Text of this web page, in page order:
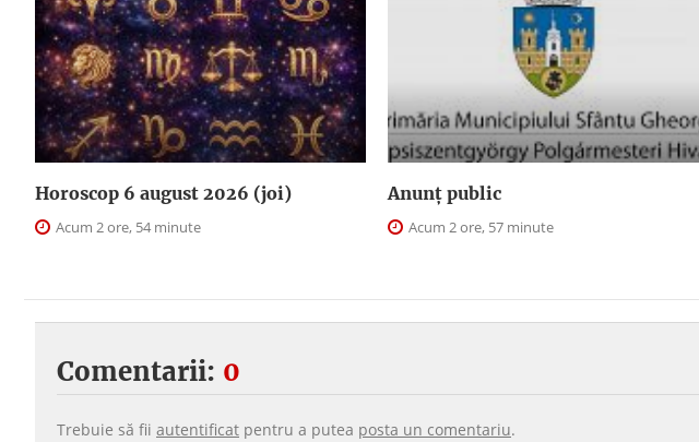
Horoscop 6 august 2026 (joi)
Acum 2 ore, 54 minute
Anunţ public
Acum 2 ore, 57 minute
Comentarii: 0
Trebuie să fii autentificat pentru a putea posta un comentariu.